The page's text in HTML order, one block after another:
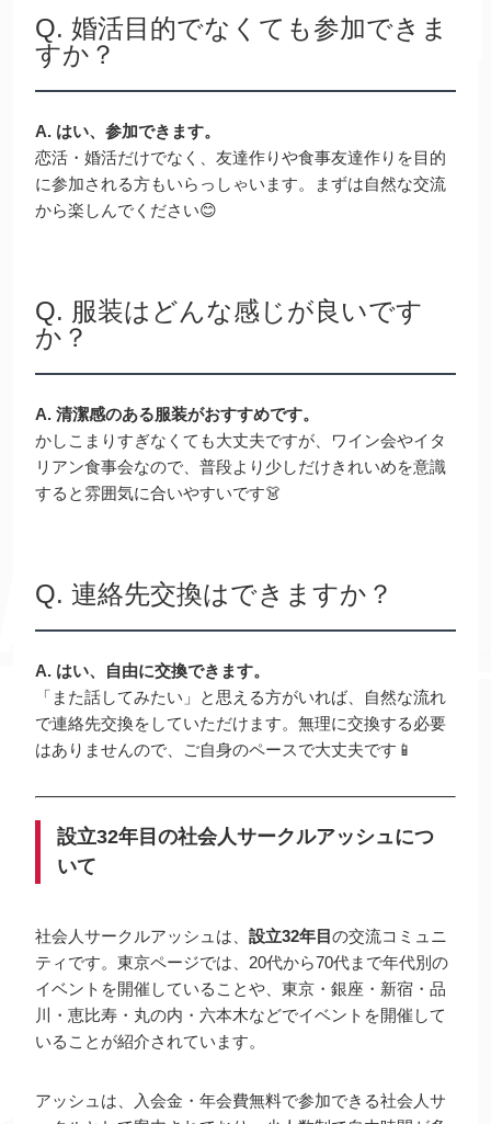
Q. 婚活目的でなくても参加できま
すか？
A. はい、参加できます。
恋活・婚活だけでなく、友達作りや食事友達作りを目的
に参加される方もいらっしゃいます。まずは自然な交流
から楽しんでください😊
Q. 服装はどんな感じが良いです
か？
A. 清潔感のある服装がおすすめです。
かしこまりすぎなくても大丈夫ですが、ワイン会やイタ
リアン食事会なので、普段より少しだけきれいめを意識
すると雰囲気に合いやすいです👗
Q. 連絡先交換はできますか？
A. はい、自由に交換できます。
「また話してみたい」と思える方がいれば、自然な流れ
で連絡先交換をしていただけます。無理に交換する必要
はありませんので、ご自身のペースで大丈夫です📱
設立32年目の社会人サークルアッシュにつ
いて
社会人サークルアッシュは、 設立32年目 の交流コミュニ
ティです。東京ページでは、20代から70代まで年代別の
イベントを開催していることや、東京・銀座・新宿・品
川・恵比寿・丸の内・六本木などでイベントを開催して
いることが紹介されています。
アッシュは、入会金・年会費無料で参加できる社会人サ